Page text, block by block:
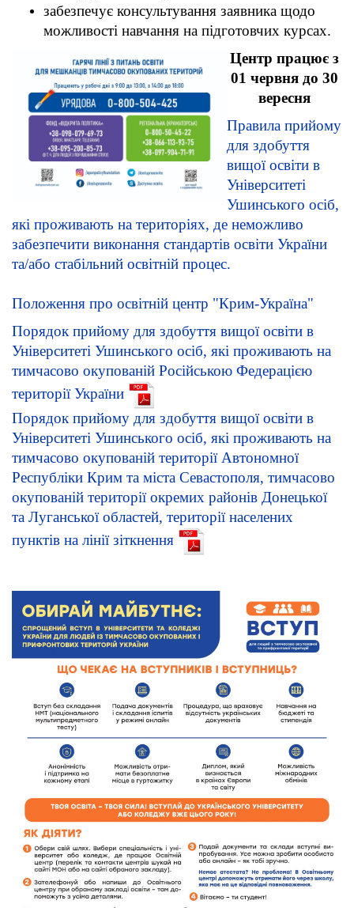
забезпечує консультування заявника щодо
можливості навчання на підготовчих курсах.
Центр працює з
01 червня до 30
вересня
Правила прийому
для здобуття
вищої освіти в
Університеті
Ушинського осіб,
які проживають на територіях, де неможливо
забезпечити виконання стандартів освіти України
та/або стабільний освітній процес.
Положення про освітній центр "Крим-Україна"
Порядок прийому для здобуття вищої освіти в
Університеті Ушинського осіб, які проживають на
тимчасово окупованій Російською Федерацією
території України
Порядок прийому для здобуття вищої освіти в
Університеті Ушинського осіб, які проживають на
тимчасово окупованій території Автономної
Республіки Крим та міста Севастополя, тимчасово
окупованій території окремих районів Донецької
та Луганської областей, території населених
пунктів на лінії зіткнення